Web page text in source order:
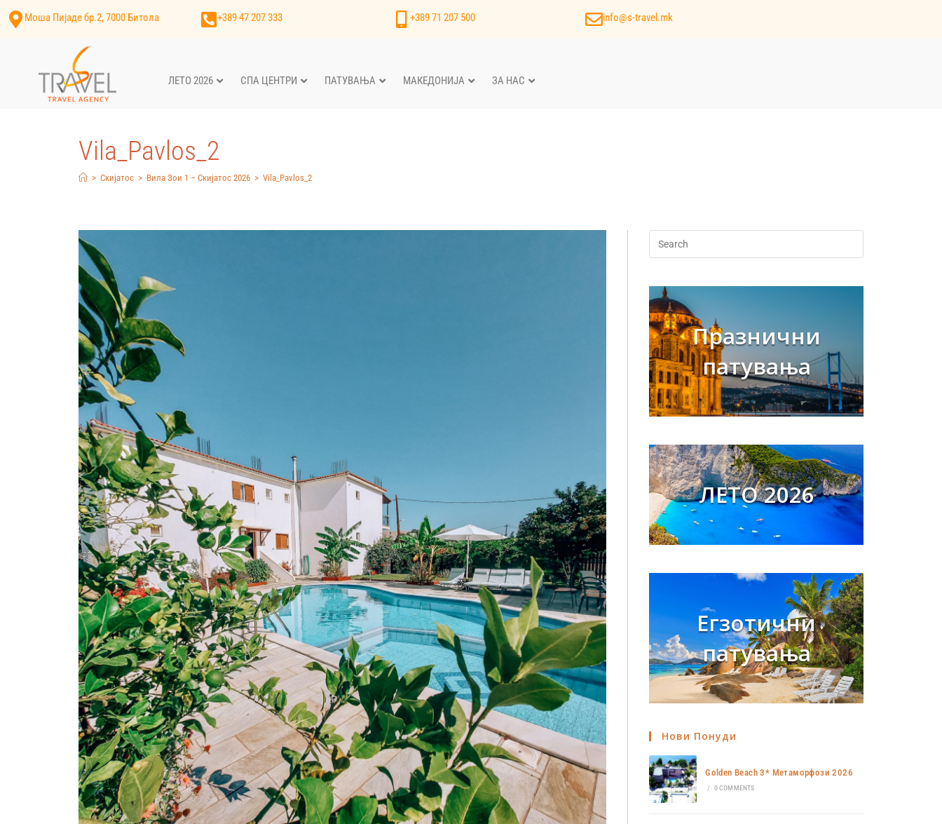
Моша Пијаде бр.2, 7000 Битола +389 47 207 333 +389 71 207 500 info@s-travel.mk
ЛЕТО 2026 СПА ЦЕНТРИ ПАТУВАЊА МАКЕДОНИЈА ЗА НАС
Vila_Pavlos_2
> Скијатос > Вила Зои 1 – Скијатос 2026 > Vila_Pavlos_2
Празнични
патувања
ЛЕТО 2026
Егзотични
патувања
Нови Понуди
Golden Beach 3* Метаморфози 2026
/ 0 COMMENTS